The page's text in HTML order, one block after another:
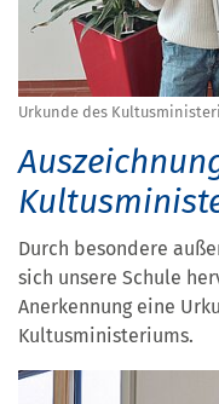
Urkunde des
Durch besondere
sich unsere Schule
Anerkennung eine
Kultusministeriums.